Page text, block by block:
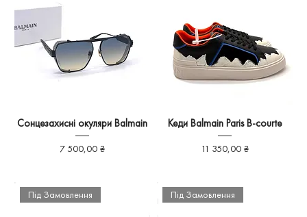
Сонцезахисні окуляри Balmain
Ціна
7 500,00 ₴
Кеди Balmain Paris B-courte
Ціна
11 350,00 ₴
Під Замовлення Під Замовлення